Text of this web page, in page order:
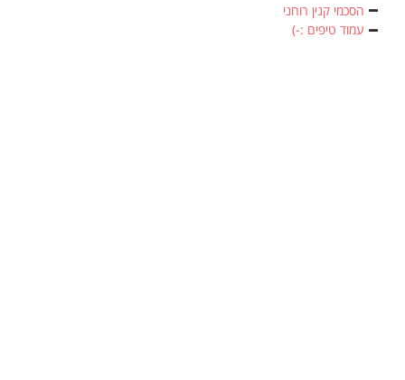
הסכמי קנין רוחני
עמוד טיפים :-)